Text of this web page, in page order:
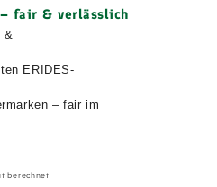
fair & verlässlich
&
ERIDES-
– fair im
berechnet